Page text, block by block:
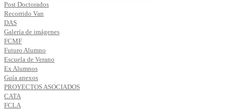
Post Doctorados
Recorrido Van
DAS
Galería de imágenes
FCMF
Futuro Alumno
Escuela de Verano
Ex Alumnos
Guía anexos
PROYECTOS ASOCIADOS
CATA
FCLA